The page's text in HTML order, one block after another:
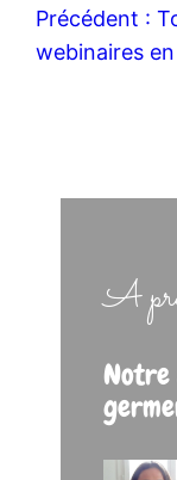
Précédent :
webinaires
A
Notre